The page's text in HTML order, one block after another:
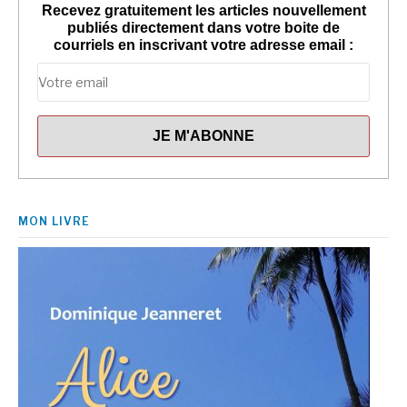
Recevez gratuitement les articles nouvellement
publiés directement dans votre boite de
courriels en inscrivant votre adresse email :
MON LIVRE